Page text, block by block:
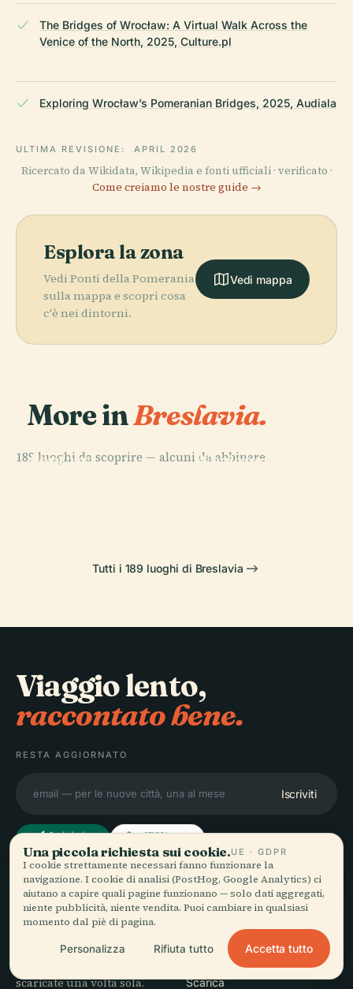
The Bridges of Wrocław: A Virtual Walk Across the
Venice of the North, 2025, Culture.pl
Exploring Wrocław’s Pomeranian Bridges, 2025, Audiala
ULTIMA REVISIONE: APRIL 2026
Ricercato da Wikidata, Wikipedia e fonti ufficiali · verificato ·
Come creiamo le nostre guide →
Esplora la zona
Vedi Ponti della Pomerania
sulla mappa e scopri cosa
c'è nei dintorni.
Vedi mappa
More inBreslavia.
189 luoghi da scoprire — alcuni da abbinare.
PLACE
PLACE
Nazionale di
Fontana
PLACE
Tutti i 189 luoghi di Breslavia
Viaggio lento,
raccontato bene.
RESTA AGGIORNATO
Iscriviti
Audiala
davvero — con fonti oneste,
scaricate una volta sola.
ESPLORA
Consigli di viaggio
Vedi i prezzi
Scarica
Una piccola richiesta sui cookie.UE · GDPR
I cookie strettamente necessari fanno funzionare la
navigazione. I cookie di analisi (PostHog, Google Analytics) ci
aiutano a capire quali pagine funzionano — solo dati aggregati,
niente pubblicità, niente vendita. Puoi cambiare in qualsiasi
momento dal piè di pagina.
Personalizza Rifiuta tutto Accetta tutto